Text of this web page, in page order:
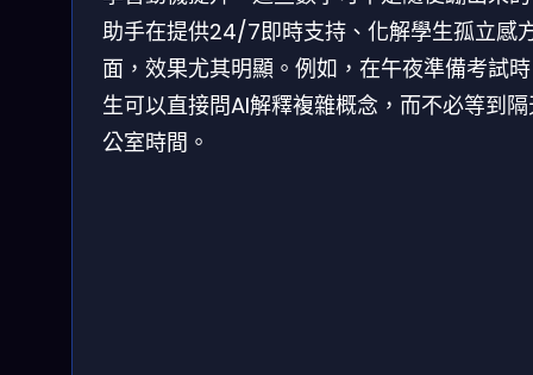
助手在提供24/7即時支持、化解學生孤立感
面，效果尤其明顯。例如，在午夜準備考試
生可以直接問AI解釋複雜概念，而不必等到
公室時間。